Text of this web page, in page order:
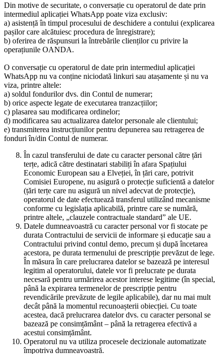
Din motive de securitate, o conversație cu operatorul de date prin
intermediul aplicației WhatsApp poate viza exclusiv:
a) asistență în timpul procesului de deschidere a contului (explicarea
pașilor care alcătuiesc procedura de înregistrare);
b) oferirea de răspunsuri la întrebările clienților cu privire la
operațiunile OANDA.
O conversație cu operatorul de date prin intermediul aplicației
WhatsApp nu va conține niciodată linkuri sau atașamente și nu va
viza, printre altele:
a) soldul fondurilor dvs. din Contul de numerar;
b) orice aspecte legate de executarea tranzacțiilor;
c) plasarea sau modificarea ordinelor;
d) modificarea sau actualizarea datelor personale ale clientului;
e) transmiterea instrucțiunilor pentru depunerea sau retragerea de
fonduri în/din Contul de numerar.
În cazul transferului de date cu caracter personal către țări
terțe, adică către destinatari stabiliți în afara Spațiului
Economic European sau a Elveției, în țări care, potrivit
Comisiei Europene, nu asigură o protecție suficientă a datelor
(țări terțe care nu asigură un nivel adecvat de protecție),
operatorul de date efectuează transferul utilizând mecanisme
conforme cu legislația aplicabilă, printre care se numără,
printre altele, „clauzele contractuale standard” ale UE.
Datele dumneavoastră cu caracter personal vor fi stocate pe
durata Contractului de servicii de informare și educație sau a
Contractului privind contul demo, precum și după încetarea
acestora, pe durata termenului de prescripție prevăzut de lege.
În măsura în care prelucrarea datelor se bazează pe interesul
legitim al operatorului, datele vor fi prelucrate pe durata
necesară pentru urmărirea acestor interese legitime (în special,
până la expirarea termenelor de prescripție pentru
revendicările prevăzute de legile aplicabile), dar nu mai mult
decât până la momentul recunoașterii obiecției. Cu toate
acestea, dacă prelucrarea datelor dvs. cu caracter personal se
bazează pe consimțământ – până la retragerea efectivă a
acestui consimțământ.
Operatorul nu va utiliza procesele decizionale automatizate
împotriva dumneavoastră.